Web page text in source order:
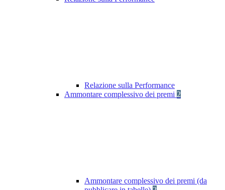
Relazione sulla Performance
Ammontare complessivo dei premi 2
Ammontare complessivo dei premi (da